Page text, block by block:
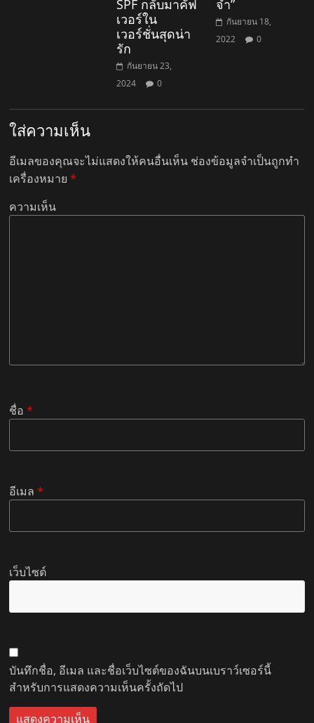
SPF กลับมาคัฟ
เวอร์ใน
เวอร์ชั่นสุดน่า
รัก
กันยายน 23,
2024
0
จำ”
กันยายน 18,
2022
0
ใส่ความเห็น
อีเมลของคุณจะไม่แสดงให้คนอื่นเห็น ช่องข้อมูลจำเป็นถูกทำ
เครื่องหมาย*
ความเห็น
ชื่อ*
อีเมล*
เว็บไซต์
บันทึกชื่อ, อีเมล และชื่อเว็บไซต์ของฉันบนเบราว์เซอร์นี้
สำหรับการแสดงความเห็นครั้งถัดไป